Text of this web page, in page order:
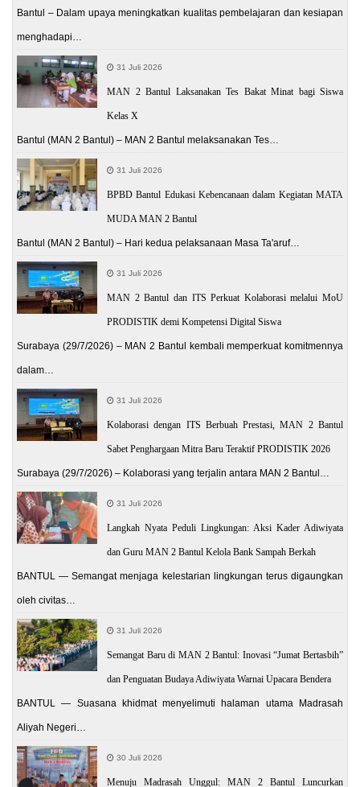
Bantul – Dalam upaya meningkatkan kualitas pembelajaran dan kesiapan
menghadapi…
31 Juli 2026
MAN 2 Bantul Laksanakan Tes Bakat Minat bagi Siswa
Kelas X
Bantul (MAN 2 Bantul) – MAN 2 Bantul melaksanakan Tes…
31 Juli 2026
BPBD Bantul Edukasi Kebencanaan dalam Kegiatan MATA
MUDA MAN 2 Bantul
Bantul (MAN 2 Bantul) – Hari kedua pelaksanaan Masa Ta'aruf…
31 Juli 2026
MAN 2 Bantul dan ITS Perkuat Kolaborasi melalui MoU
PRODISTIK demi Kompetensi Digital Siswa
Surabaya (29/7/2026) – MAN 2 Bantul kembali memperkuat komitmennya
dalam…
31 Juli 2026
Kolaborasi dengan ITS Berbuah Prestasi, MAN 2 Bantul
Sabet Penghargaan Mitra Baru Teraktif PRODISTIK 2026
Surabaya (29/7/2026) – Kolaborasi yang terjalin antara MAN 2 Bantul…
31 Juli 2026
Langkah Nyata Peduli Lingkungan: Aksi Kader Adiwiyata
dan Guru MAN 2 Bantul Kelola Bank Sampah Berkah
BANTUL — Semangat menjaga kelestarian lingkungan terus digaungkan
oleh civitas…
31 Juli 2026
Semangat Baru di MAN 2 Bantul: Inovasi “Jumat Bertasbih”
dan Penguatan Budaya Adiwiyata Warnai Upacara Bendera
BANTUL — Suasana khidmat menyelimuti halaman utama Madrasah
Aliyah Negeri…
30 Juli 2026
Menuju Madrasah Unggul: MAN 2 Bantul Luncurkan